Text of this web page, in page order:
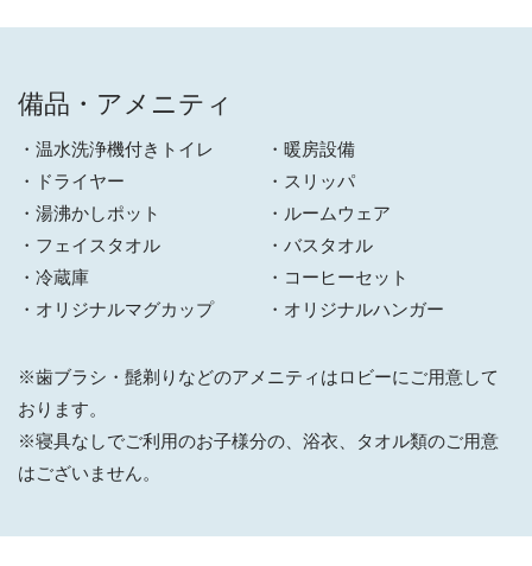
備品・アメニティ
温水洗浄機付きトイレ
暖房設備
ドライヤー
スリッパ
湯沸かしポット
ルームウェア
フェイスタオル
バスタオル
冷蔵庫
コーヒーセット
オリジナルマグカップ
オリジナルハンガー
※歯ブラシ・髭剃りなどのアメニティはロビーにご用意して
おります。
※寝具なしでご利用のお子様分の、浴衣、タオル類のご用意
はございません。